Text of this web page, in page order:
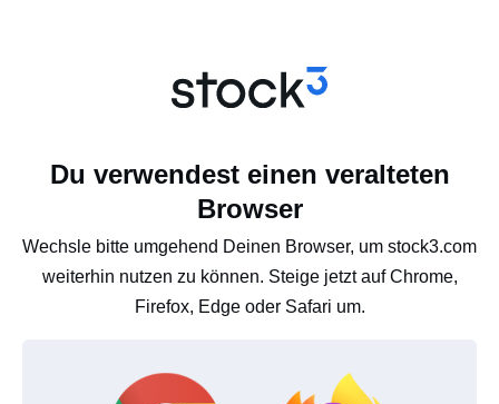
Du verwendest einen veralteten
Browser
Wechsle bitte umgehend Deinen Browser, um stock3.com
weiterhin nutzen zu können. Steige jetzt auf Chrome,
Firefox, Edge oder Safari um.